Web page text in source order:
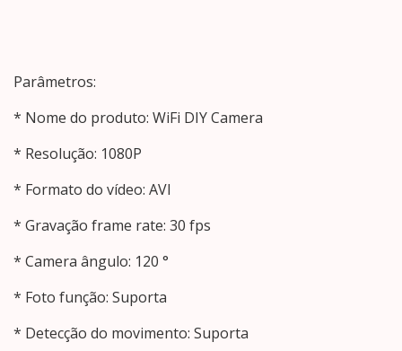
Parâmetros:
* Nome do produto: WiFi DIY Camera
* Resolução: 1080P
* Formato do vídeo: AVI
* Gravação frame rate: 30 fps
* Camera ângulo: 120 °
* Foto função: Suporta
* Detecção do movimento: Suporta